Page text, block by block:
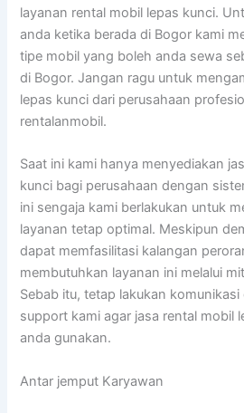
layanan rental mobil lepas kunci.
anda ketika berada di Bogor kami
tipe mobil yang boleh anda sewa
di Bogor. Jangan ragu untuk
lepas kunci dari perusahaan
rentalanmobil.
Saat ini kami hanya menyediakan
kunci bagi perusahaan dengan
ini sengaja kami berlakukan untuk
layanan tetap optimal. Meskipun
dapat memfasilitasi kalangan
membutuhkan layanan ini melalui
Sebab itu, tetap lakukan
support kami agar jasa rental mobil
anda gunakan.
Antar jemput Karyawan